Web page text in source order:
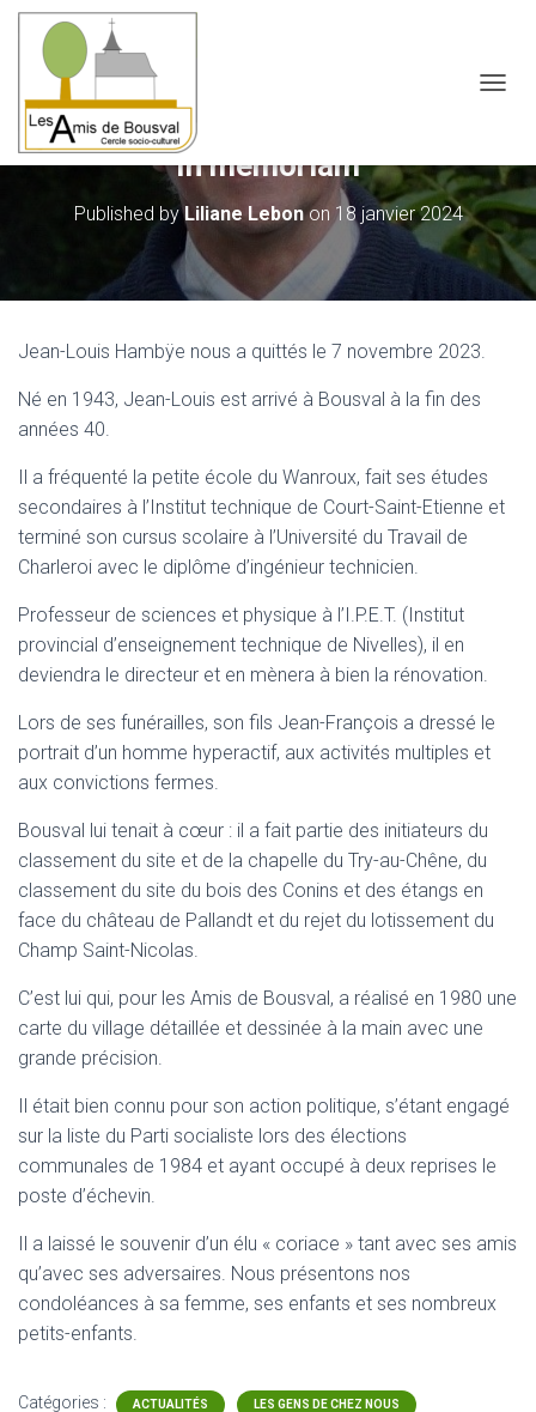
In memoriam
Published byLiliane Lebonon 18 janvier 2024
Jean-Louis Hambÿe nous a quittés le 7 novembre 2023.
Né en 1943, Jean-Louis est arrivé à Bousval à la fin des
années 40.
Il a fréquenté la petite école du Wanroux, fait ses études
secondaires à l’Institut technique de Court-Saint-Etienne et
terminé son cursus scolaire à l’Université du Travail de
Charleroi avec le diplôme d’ingénieur technicien.
Professeur de sciences et physique à l’I.P.E.T. (Institut
provincial d’enseignement technique de Nivelles), il en
deviendra le directeur et en mènera à bien la rénovation.
Lors de ses funérailles, son fils Jean-François a dressé le
portrait d’un homme hyperactif, aux activités multiples et
aux convictions fermes.
Bousval lui tenait à cœur : il a fait partie des initiateurs du
classement du site et de la chapelle du Try-au-Chêne, du
classement du site du bois des Conins et des étangs en
face du château de Pallandt et du rejet du lotissement du
Champ Saint-Nicolas.
C’est lui qui, pour les Amis de Bousval, a réalisé en 1980 une
carte du village détaillée et dessinée à la main avec une
grande précision.
Il était bien connu pour son action politique, s’étant engagé
sur la liste du Parti socialiste lors des élections
communales de 1984 et ayant occupé à deux reprises le
poste d’échevin.
Il a laissé le souvenir d’un élu « coriace » tant avec ses amis
qu’avec ses adversaires. Nous présentons nos
condoléances à sa femme, ses enfants et ses nombreux
petits-enfants.
Catégories : ACTUALITÉS LES GENS DE CHEZ NOUS